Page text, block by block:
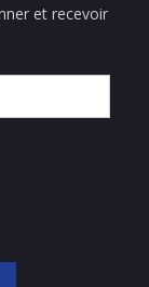
et recevoir